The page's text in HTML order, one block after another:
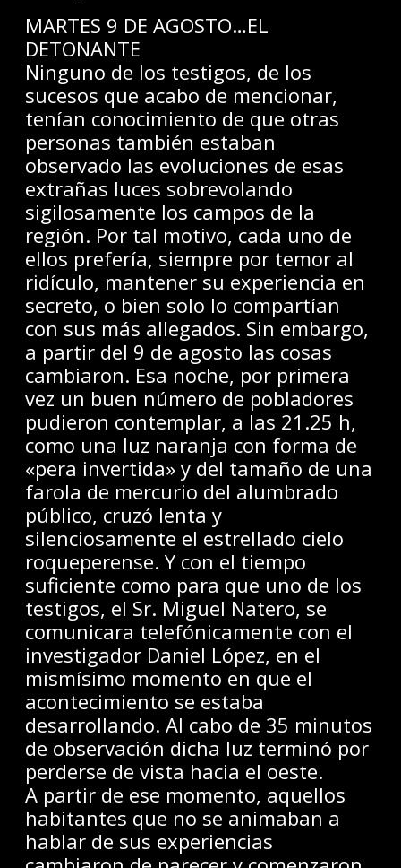
MARTES 9 DE AGOSTO…EL
DETONANTE
Ninguno de los testigos, de los
sucesos que acabo de mencionar,
tenían conocimiento de que otras
personas también estaban
observado las evoluciones de esas
extrañas luces sobrevolando
sigilosamente los campos de la
región. Por tal motivo, cada uno de
ellos prefería, siempre por temor al
ridículo, mantener su experiencia en
secreto, o bien solo lo compartían
con sus más allegados. Sin embargo,
a partir del 9 de agosto las cosas
cambiaron. Esa noche, por primera
vez un buen número de pobladores
pudieron contemplar, a las 21.25 h,
como una luz naranja con forma de
«pera invertida» y del tamaño de una
farola de mercurio del alumbrado
público, cruzó lenta y
silenciosamente el estrellado cielo
roqueperense. Y con el tiempo
suficiente como para que uno de los
testigos, el Sr. Miguel Natero, se
comunicara telefónicamente con el
investigador Daniel López, en el
mismísimo momento en que el
acontecimiento se estaba
desarrollando. Al cabo de 35 minutos
de observación dicha luz terminó por
perderse de vista hacia el oeste.
A partir de ese momento, aquellos
habitantes que no se animaban a
hablar de sus experiencias